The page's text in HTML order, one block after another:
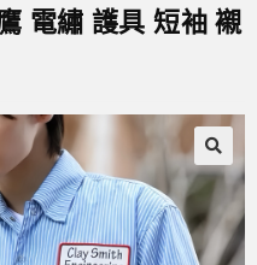
電繡 護具 短袖 襯
🔍